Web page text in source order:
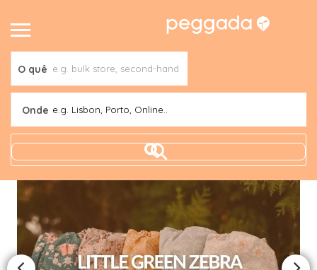
O quê
Onde e.g. Lisbon, Porto, Online..